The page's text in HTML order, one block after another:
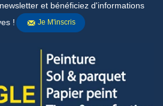
et bénéficiez d'informations
!
Je M'inscris